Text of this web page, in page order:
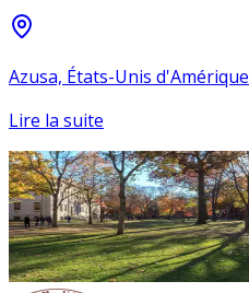
Azusa, États-Unis d'Amérique
Lire la suite